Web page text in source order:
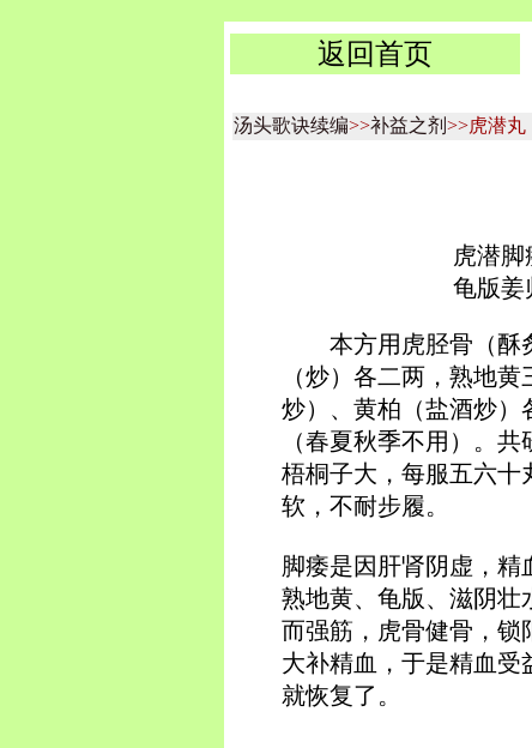
返回首页
汤头歌诀续编>>补益之剂 >>虎潜丸
虎潜脚
龟版姜
本方用虎胫骨（酥
（炒）各二两，熟地
炒）、黄柏（盐酒炒）
（春夏秋季不用）。
梧桐子大，每服五六十
软，不耐步履。
脚痿是因肝肾阴虚，精
熟地黄、龟版、滋阴壮
而强筋，虎骨健骨，锁
大补精血，于是精血
就恢复了。